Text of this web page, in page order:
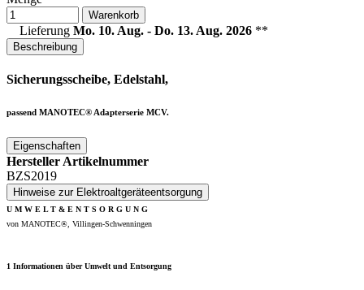
Warenkorb
Lieferung Mo. 10. Aug. - Do. 13. Aug. 2026 **
Beschreibung
Sicherungsscheibe, Edelstahl,
passend MANOTEC® Adapterserie MCV.
Eigenschaften
Hersteller Artikelnummer
BZS2019
Hinweise zur Elektroaltgeräteentsorgung
U M W E L T & E N T S O R G U N G
von MANOTEC®, Villingen-Schwenningen
1 Informationen über Umwelt und Entsorgung